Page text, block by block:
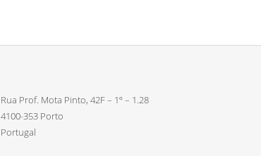
Rua Prof. Mota Pinto, 42F – 1º – 1.28
4100-353 Porto
Portugal